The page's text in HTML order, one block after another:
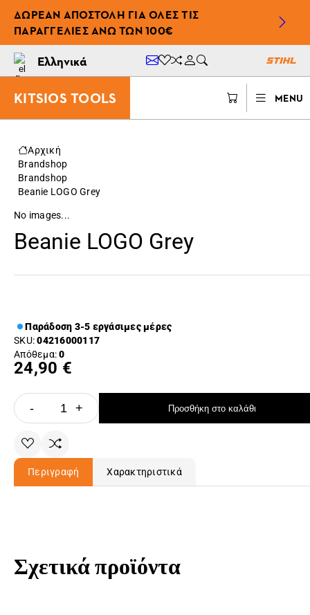
ΔΩΡΕΆΝ ΑΠΟΣΤΟΛΉ ΓΙΑ ΌΛΕΣ ΤΙΣ
ΠΑΡΑΓΓΕΛΊΕΣ ΆΝΩ ΤΩΝ 100€
Ελληνικά
KITSIOS TOOLS MENU
Αρχική
Brandshop
Brandshop
Beanie LOGO Grey
No images...
Beanie LOGO Grey
Παράδοση 3-5 εργάσιμες μέρες
SKU:04216000117
Απόθεμα:0
24,90 €
- + Προσθήκη στο καλάθι
Περιγραφή Χαρακτηριστικά
Σχετικά προϊόντα